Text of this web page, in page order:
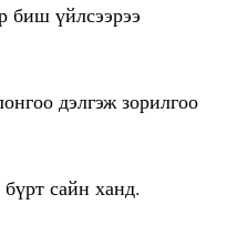
биш үйлсээрээ
дэлгэж зорилгоо
сайн ханд.